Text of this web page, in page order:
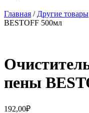
Главная / Другие товары
BESTOFF 500мл
пены
192,00₽